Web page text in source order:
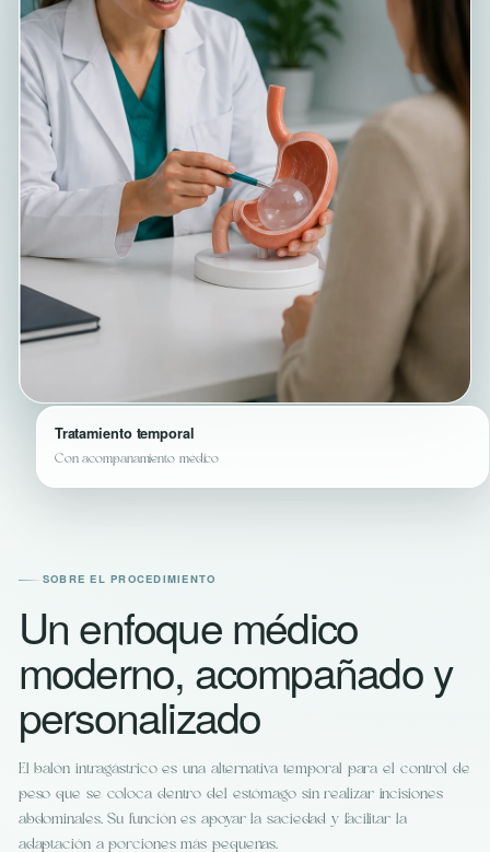
Tratamiento temporal
Con acompañamiento médico
SOBRE EL PROCEDIMIENTO
Un enfoque médico
moderno, acompañado y
personalizado
El balón intragástrico es una alternativa temporal para el control de
peso que se coloca dentro del estómago sin realizar incisiones
abdominales. Su función es apoyar la saciedad y facilitar la
adaptación a porciones más pequeñas.